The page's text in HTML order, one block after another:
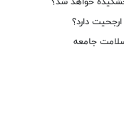
دارد؟
جامعه